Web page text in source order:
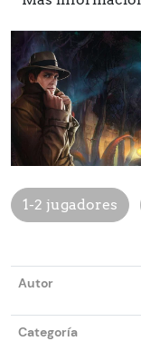
1-2 jugadores
Autor
Categoría